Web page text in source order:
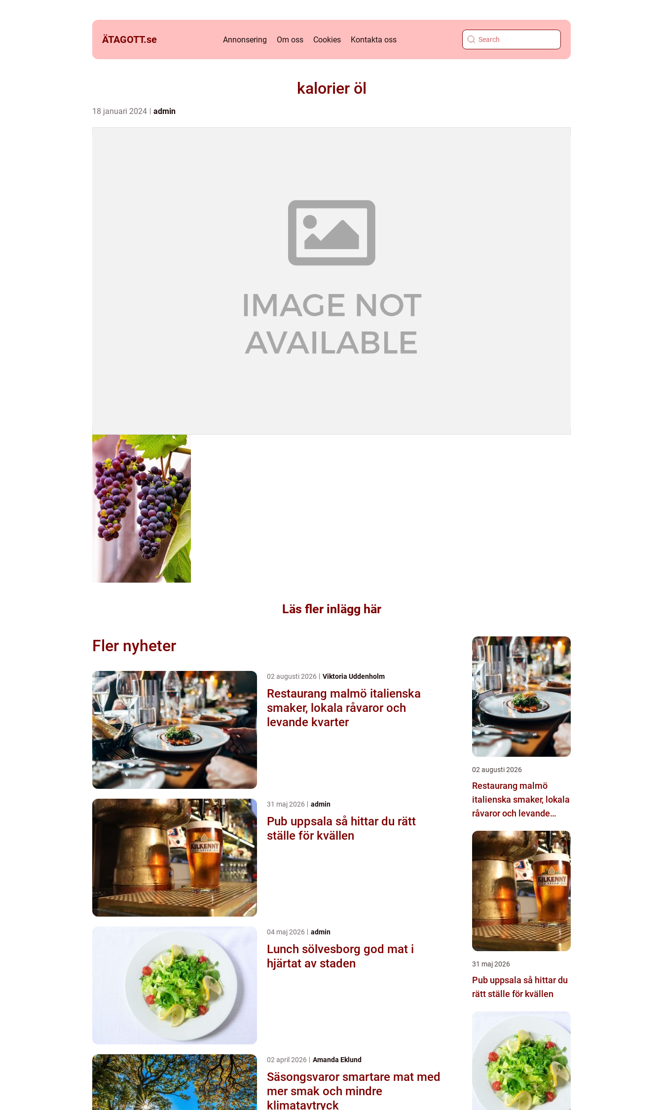
ÄTAGOTT.se Annonsering Om oss Cookies Kontakta oss
kalorier öl
18 januari 2024 admin
Läs fler inlägg här
Fler nyheter
02 augusti 2026 Viktoria Uddenholm
Restaurang malmö italienska
smaker, lokala råvaror och
levande kvarter
31 maj 2026 admin
Pub uppsala så hittar du rätt
ställe för kvällen
04 maj 2026 admin
Lunch sölvesborg god mat i
hjärtat av staden
02 april 2026 Amanda Eklund
Säsongsvaror smartare mat med
mer smak och mindre
klimatavtryck
02 augusti 2026
Restaurang malmö
italienska smaker, lokala
råvaror och levande
31 maj 2026
Pub uppsala så hittar du
rätt ställe för kvällen